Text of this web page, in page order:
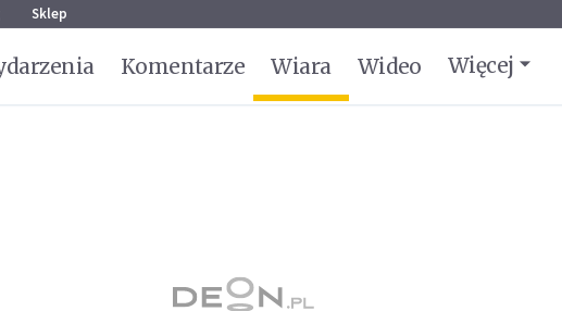
Sklep
Komentarze Wiara Wideo Więcej